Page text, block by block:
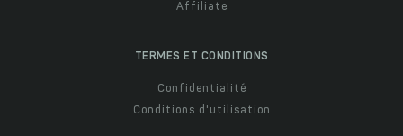
Affiliate
TERMES ET CONDITIONS
Confidentialité
Conditions d'utilisation